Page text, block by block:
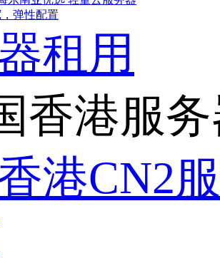
弹性配置
租用
香港服
港CN2